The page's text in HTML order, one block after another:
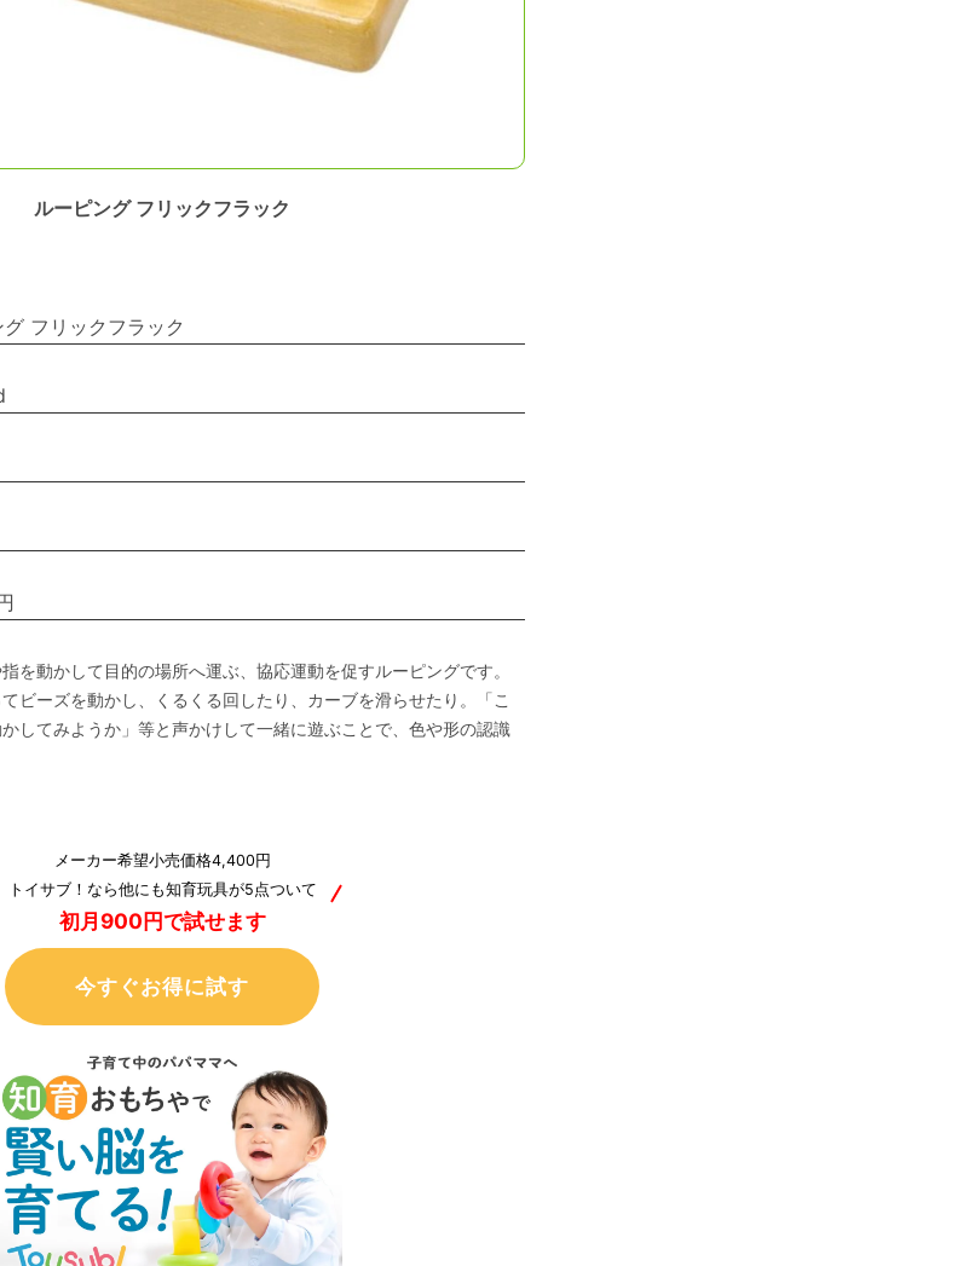
ルーピング フリックフラック
フリックフラック
を動かして目的の場所へ運ぶ、協応運動を促すルーピングです。
ビーズを動かし、くるくる回したり、カーブを滑らせたり。「こ
してみようか」等と声かけして一緒に遊ぶことで、色や形の認識
メーカー希望小売価格4,400円
トイサブ！なら他にも知育玩具が5点ついて
初月900円で試せます
今すぐお得に試す